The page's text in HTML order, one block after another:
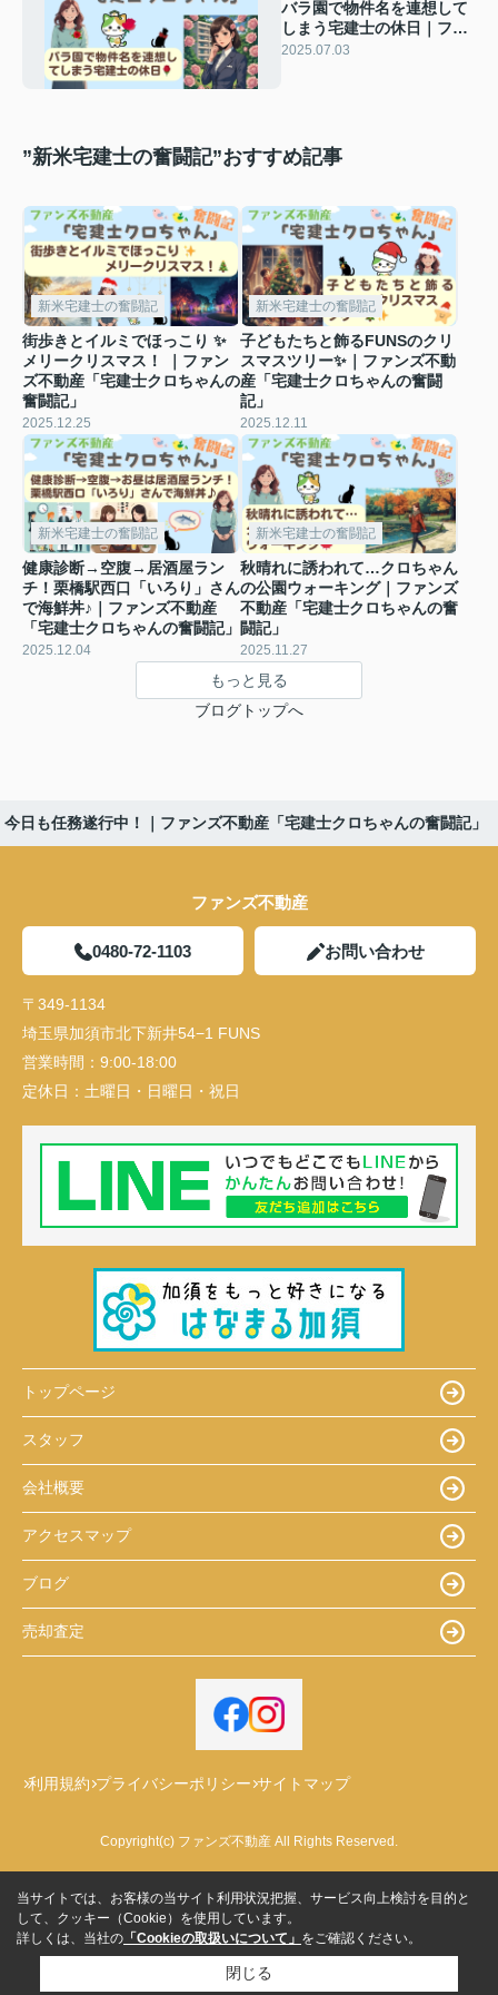
バラ園で物件名を連想して
しまう宅建士の休日｜ファ
ンズ不動産「宅建士クロち
2025.07.03
”新米宅建士の奮闘記”おすすめ記事
新米宅建士の奮闘記
街歩きとイルミでほっこり ✨
メリークリスマス！ ｜ファン
ズ不動産「宅建士クロちゃんの
奮闘記」
2025.12.25
新米宅建士の奮闘記
子どもたちと飾るFUNSのクリ
スマスツリー✨｜ファンズ不動
産「宅建士クロちゃんの奮闘
記」
2025.12.11
新米宅建士の奮闘記
健康診断→空腹→居酒屋ラン
チ！栗橋駅西口「いろり」さん
で海鮮丼♪｜ファンズ不動産
「宅建士クロちゃんの奮闘記」
2025.12.04
新米宅建士の奮闘記
秋晴れに誘われて…クロちゃん
の公園ウォーキング｜ファンズ
不動産「宅建士クロちゃんの奮
闘記」
2025.11.27
もっと見る
ブログトップへ
日も任務遂行中！｜ファンズ不動産「宅建士クロちゃんの奮闘記」
ファンズ不動産
0480-72-1103 お問い合わせ
〒349-1134
埼玉県加須市北下新井54−1 FUNS
営業時間： 9:00-18:00
定休日： 土曜日・日曜日・祝日
トップページ
スタッフ
会社概要
アクセスマップ
ブログ
売却査定
利用規約 プライバシーポリシー サイトマップ
Copyright(c) ファンズ不動産 All Rights Reserved.
当サイトでは、お客様の当サイト利用状況把握、サービス向上検討を目的と
して、クッキー（Cookie）を使用しています。
詳しくは、当社の 「Cookieの取扱いについて」 をご確認ください。
閉じる